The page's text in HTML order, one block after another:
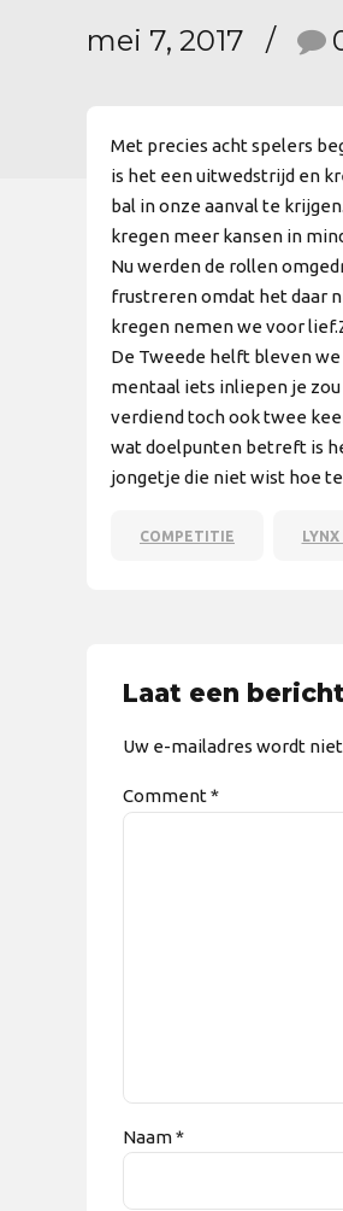
mei 7, 2017
Met precies acht spelers
is het een uitwedstrijd en
bal in onze aanval te
kregen meer kansen in
Nu werden de rollen
frustreren omdat het daar
kregen nemen we voor
De Tweede helft bleven
mentaal iets inliepen je
verdiend toch ook twee
wat doelpunten betreft is
jongetje die niet wist hoe
COMPETITIE LYNX
Laat een
Uw e-mailadres wordt
Comment*
Naam *